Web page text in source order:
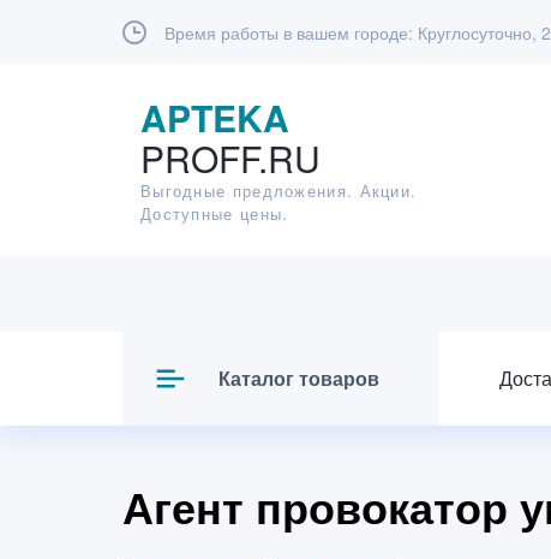
Время работы в вашем городе: Круглосуточно,
APTEKA
PROFF.RU
Выгодные предложения. Акции.
Доступные цены.
Каталог товаров
Агент провокатор